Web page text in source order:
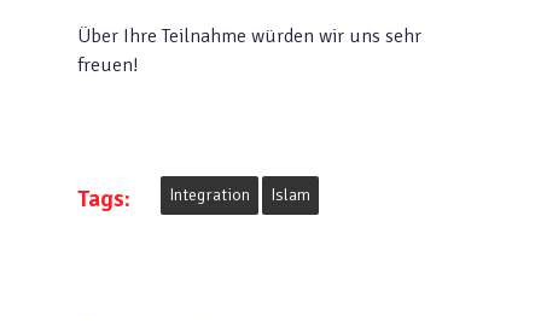
Über Ihre Teilnahme würden wir uns sehr
freuen!
Tags: Integration Islam